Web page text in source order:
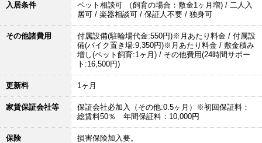
入居条件
ペット相談可 （飼育の場合：敷金1ヶ月増) / 二人入
居可 / 楽器相談可 / 保証人不要 / 独身可
その他諸費用
付属設備(駐輪場代金:550円)※月あたり料金 / 付属設
備(バイク置き場:9,350円)※月あたり料金 / 敷金積み
増し(ペット飼育:1ヶ月) / その他費用(24時間サポー
ト:16,500円)
更新料 1ヶ月
家賃保証会社等
保証会社必加入（その他:0.5ヶ月）※初回保証料：
総賃料50％ 年間保証料：10,000円
保険 損害保険加入要。